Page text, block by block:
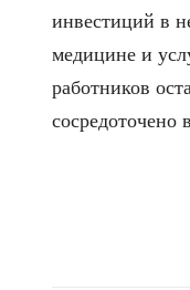
инвестиций в
медицине и
работников